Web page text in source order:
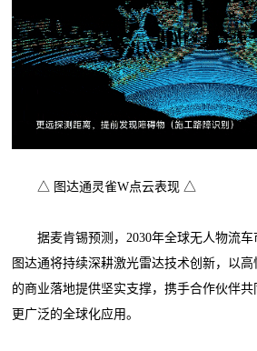
△ 图达通灵雀W点云表现 △
据麦肯锡预测，2030年全球无人物流车
图达通将持续深耕激光雷达技术创新，以
的商业落地提供坚实支撑，携手合作伙伴
更广泛的全球化应用。